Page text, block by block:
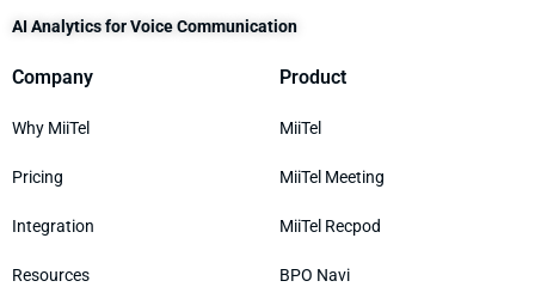
AI Analytics for Voice Communication
Company
Why MiiTel
Pricing
Integration
Resources
Product
MiiTel
MiiTel Meeting
MiiTel Recpod
BPO Navi